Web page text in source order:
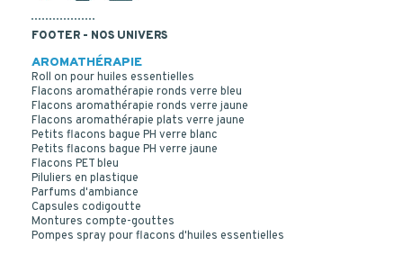
FOOTER - NOS UNIVERS
AROMATHÉRAPIE
Roll on pour huiles essentielles
Flacons aromathérapie ronds verre bleu
Flacons aromathérapie ronds verre jaune
Flacons aromathérapie plats verre jaune
Petits flacons bague PH verre blanc
Petits flacons bague PH verre jaune
Flacons PET bleu
Piluliers en plastique
Parfums d'ambiance
Capsules codigoutte
Montures compte-gouttes
Pompes spray pour flacons d'huiles essentielles